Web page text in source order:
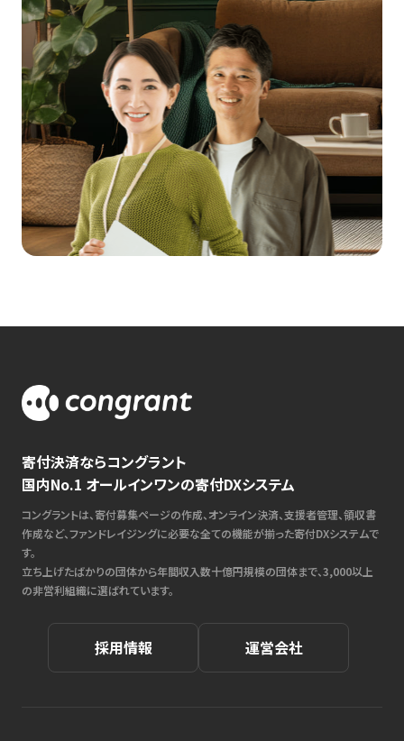
寄付決済ならコングラント
国内No.1 オールインワンの寄付DXシステム
コングラントは、寄付募集ページの作成、オンライン決済、支援者管理、領収書
作成など、ファンドレイジングに必要な全ての機能が揃った寄付DXシステムで
す。
立ち上げたばかりの団体から年間収入数十億円規模の団体まで、3,000以上
の非営利組織に選ばれています。
採用情報 運営会社